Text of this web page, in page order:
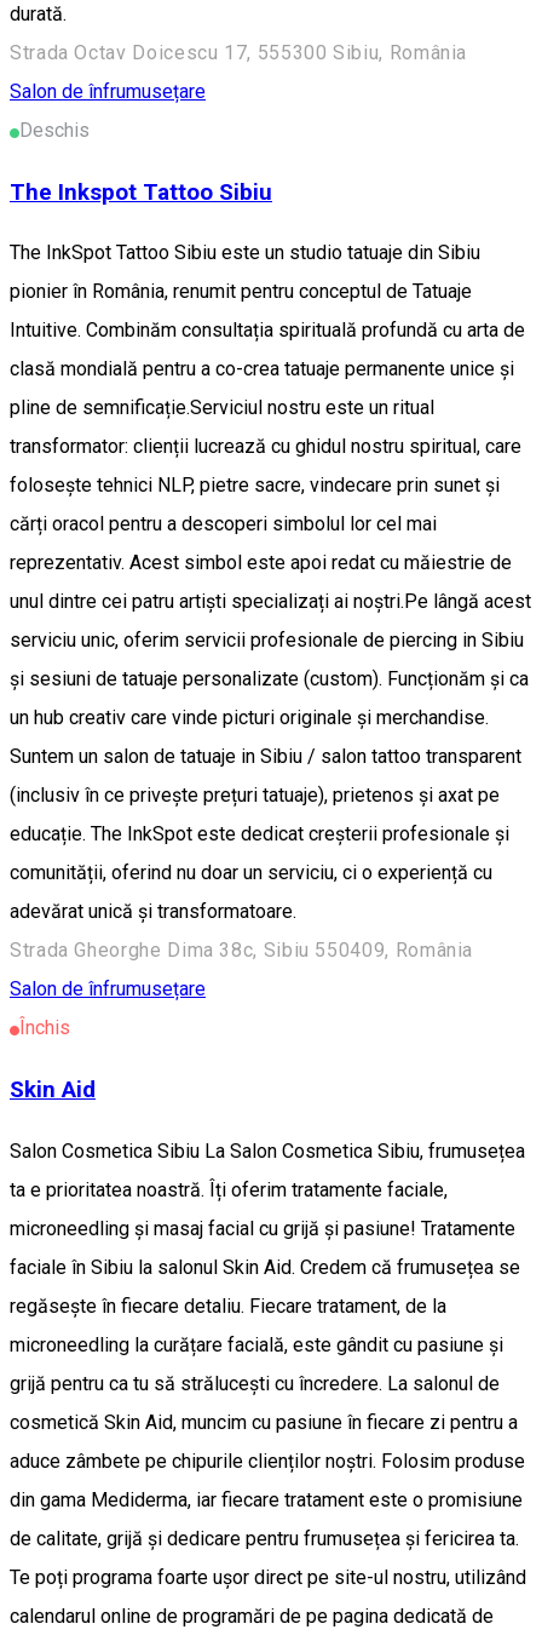
durată.
Strada Octav Doicescu 17, 555300 Sibiu, România
Salon de înfrumusețare
Deschis
The Inkspot Tattoo Sibiu
The InkSpot Tattoo Sibiu este un studio tatuaje din Sibiu
pionier în România, renumit pentru conceptul de Tatuaje
Intuitive. Combinăm consultația spirituală profundă cu arta de
clasă mondială pentru a co-crea tatuaje permanente unice și
pline de semnificație. ​Serviciul nostru este un ritual
transformator: clienții lucrează cu ghidul nostru spiritual, care
folosește tehnici NLP, pietre sacre, vindecare prin sunet și
cărți oracol pentru a descoperi simbolul lor cel mai
reprezentativ. Acest simbol este apoi redat cu măiestrie de
unul dintre cei patru artiști specializați ai noștri. ​Pe lângă acest
serviciu unic, oferim servicii profesionale de piercing in Sibiu
și sesiuni de tatuaje personalizate (custom). Funcționăm și ca
un hub creativ care vinde picturi originale și merchandise. ​
Suntem un salon de tatuaje in Sibiu / salon tattoo transparent
(inclusiv în ce privește prețuri tatuaje), prietenos și axat pe
educație. The InkSpot este dedicat creșterii profesionale și
comunității, oferind nu doar un serviciu, ci o experiență cu
adevărat unică și transformatoare.
Strada Gheorghe Dima 38c, Sibiu 550409, România
Salon de înfrumusețare
Închis
Skin Aid
Salon Cosmetica Sibiu La Salon Cosmetica Sibiu, frumusețea
ta e prioritatea noastră. Îți oferim tratamente faciale,
microneedling și masaj facial cu grijă și pasiune! Tratamente
faciale în Sibiu la salonul Skin Aid. Credem că frumusețea se
regăsește în fiecare detaliu. Fiecare tratament, de la
microneedling la curățare facială, este gândit cu pasiune și
grijă pentru ca tu să strălucești cu încredere. La salonul de
cosmetică Skin Aid, muncim cu pasiune în fiecare zi pentru a
aduce zâmbete pe chipurile clienților noștri. Folosim produse
din gama Mediderma, iar fiecare tratament este o promisiune
de calitate, grijă și dedicare pentru frumusețea și fericirea ta.
Te poți programa foarte ușor direct pe site-ul nostru, utilizând
calendarul online de programări de pe pagina dedicată de